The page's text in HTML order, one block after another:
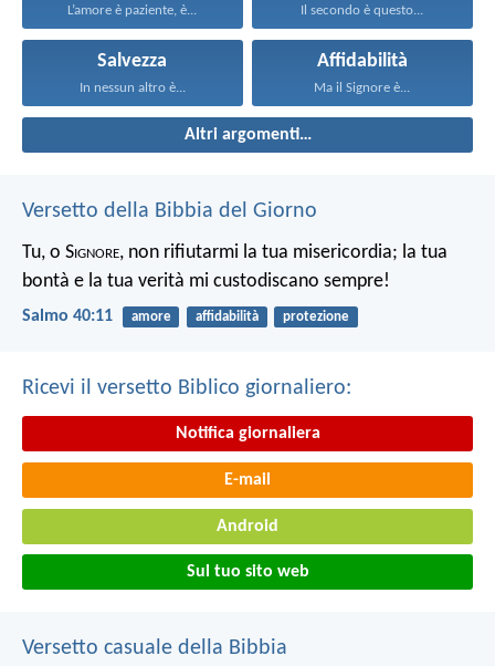
L’amore è paziente, è... Il secondo è questo...
Salvezza
In nessun altro è...
Affidabilità
Ma il Signore è...
Altri argomenti…
Versetto della Bibbia del Giorno
Tu, o Signore, non rifiutarmi la tua misericordia; la tua
bontà e la tua verità mi custodiscano sempre!
Salmo 40:11 amore affidabilità protezione
Ricevi il versetto Biblico giornaliero:
Notifica giornaliera
E-mail
Android
Sul tuo sito web
Versetto casuale della Bibbia